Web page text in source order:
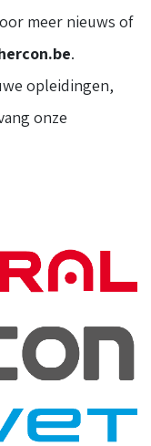
meer nieuws of
.
opleidingen,
onze